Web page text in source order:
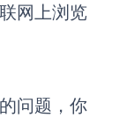
网上浏览
问题，你